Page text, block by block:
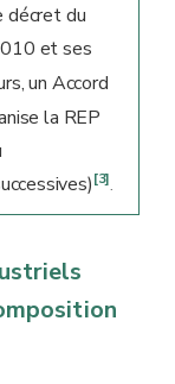
décret du
et ses
un Accord
la REP
[3].